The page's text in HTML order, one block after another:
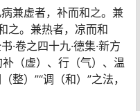
兼虚者，补而和之。兼
之。兼热者，凉而和
·卷之四十九·德集·新方
补（虚）、行（气）、温
整）”“调（和）”之法，